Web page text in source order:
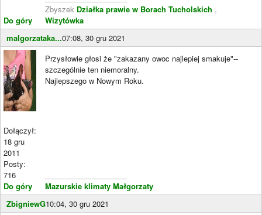
Do góry
Zbyszek Działka prawie w Borach Tucholskich ,
Wizytówka
malgorzataka...07:08, 30 gru 2021
Dołączył:
18 gru
2011
Posty:
716
Do góry
Przysłowie głosi że "zakazany owoc najlepiej smakuje"--
szczególnie ten niemoralny.
Najlepszego w Nowym Roku.
Mazurskie klimaty Małgorzaty
ZbigniewG10:04, 30 gru 2021